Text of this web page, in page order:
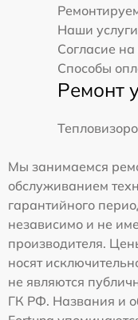
Наши услуги
Согласие
Способы
Ремонт
Мы занимаемся
обслуживанием
гарантийного
независимо и не
производителя.
носят
не являются
ГК РФ. Названия и